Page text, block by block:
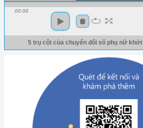
00:00
5 trụ cột của chuyển đổi số phụ nữ